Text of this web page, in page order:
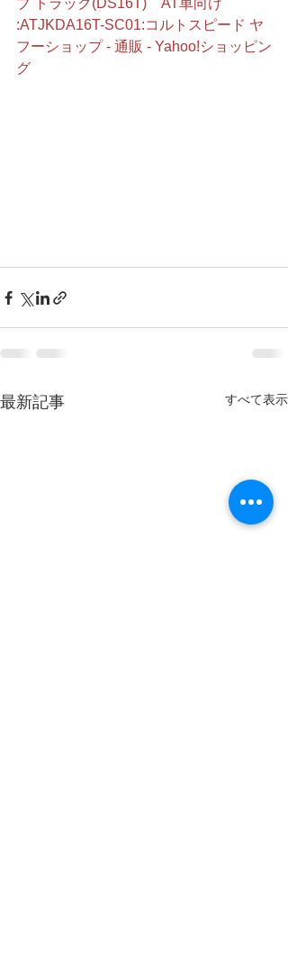
ブ トラック(DS16T)　AT車向け
:ATJKDA16T-SC01:コルトスピード ヤ
フーショップ - 通販 - Yahoo!ショッピン
グ
最新記事 すべて表示